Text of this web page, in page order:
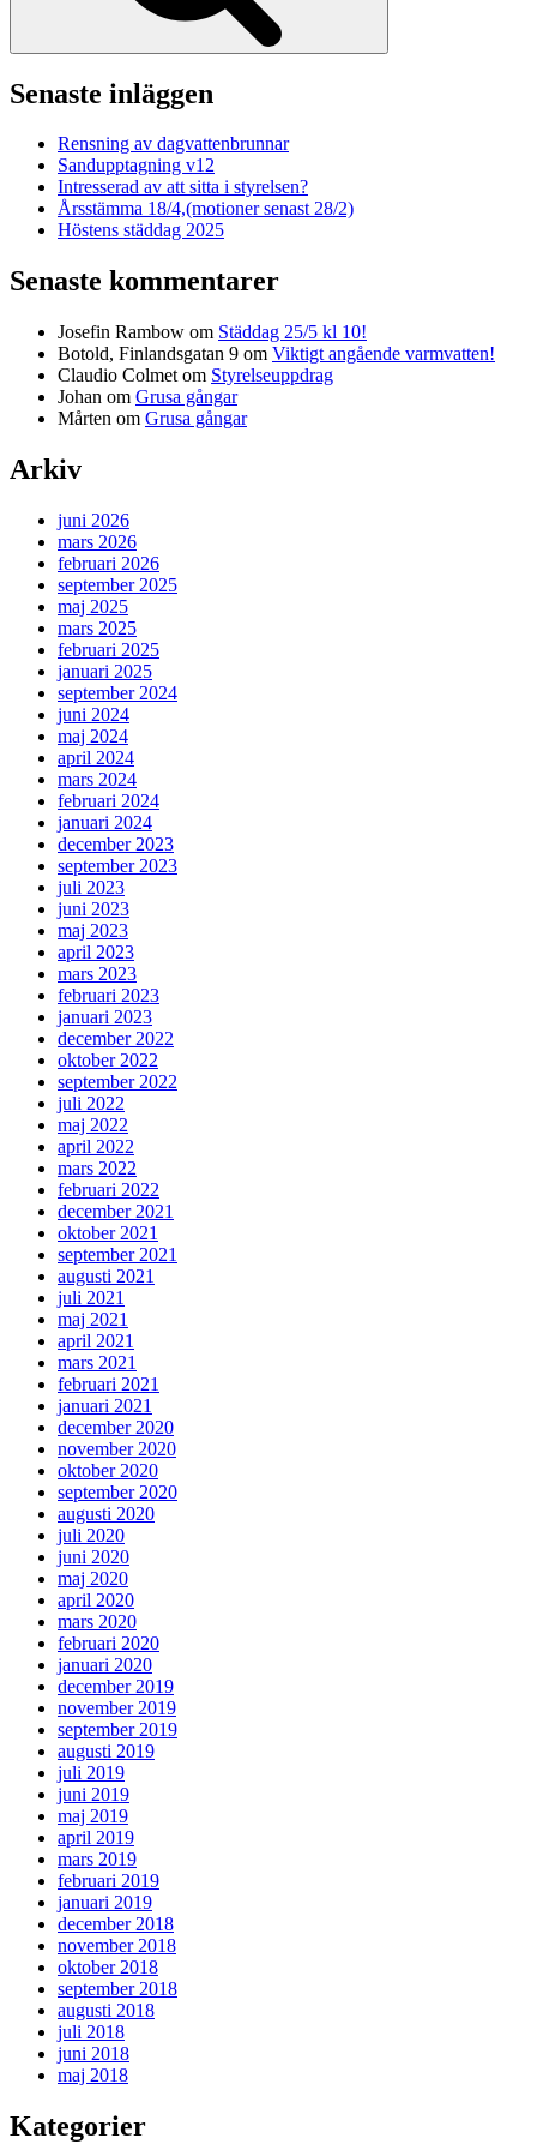
Senaste inläggen
Rensning av dagvattenbrunnar
Sandupptagning v12
Intresserad av att sitta i styrelsen?
Årsstämma 18/4,(motioner senast 28/2)
Höstens städdag 2025
Senaste kommentarer
Josefin Rambow om Städdag 25/5 kl 10!
Botold, Finlandsgatan 9 om Viktigt angående varmvatten!
Claudio Colmet om Styrelseuppdrag
Johan om Grusa gångar
Mårten om Grusa gångar
Arkiv
juni 2026
mars 2026
februari 2026
september 2025
maj 2025
mars 2025
februari 2025
januari 2025
september 2024
juni 2024
maj 2024
april 2024
mars 2024
februari 2024
januari 2024
december 2023
september 2023
juli 2023
juni 2023
maj 2023
april 2023
mars 2023
februari 2023
januari 2023
december 2022
oktober 2022
september 2022
juli 2022
maj 2022
april 2022
mars 2022
februari 2022
december 2021
oktober 2021
september 2021
augusti 2021
juli 2021
maj 2021
april 2021
mars 2021
februari 2021
januari 2021
december 2020
november 2020
oktober 2020
september 2020
augusti 2020
juli 2020
juni 2020
maj 2020
april 2020
mars 2020
februari 2020
januari 2020
december 2019
november 2019
september 2019
augusti 2019
juli 2019
juni 2019
maj 2019
april 2019
mars 2019
februari 2019
januari 2019
december 2018
november 2018
oktober 2018
september 2018
augusti 2018
juli 2018
juni 2018
maj 2018
Kategorier